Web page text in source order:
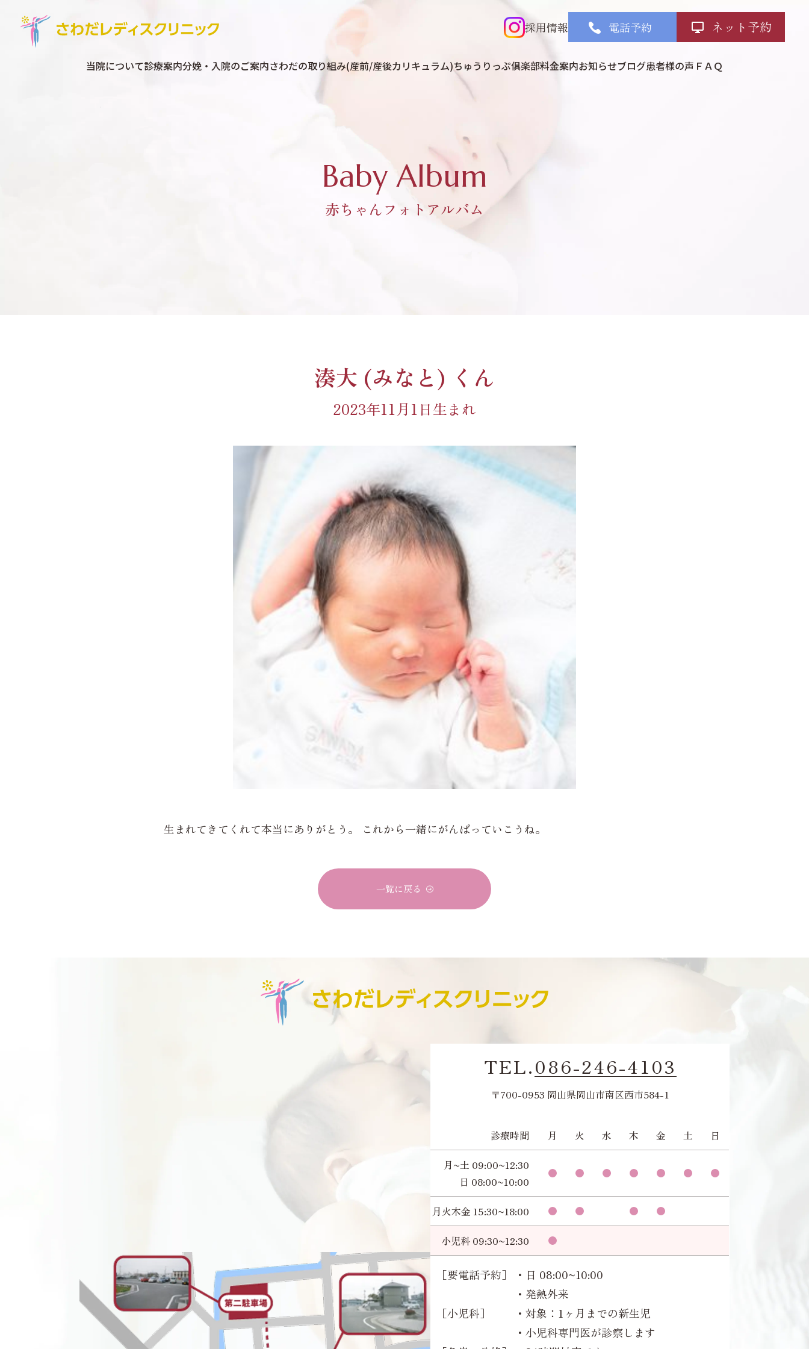
当院について診療案内分娩・入院のご案内さわだの取り組み(産前/産後カリキュラム)ちゅうりっぷ俱楽部料金案内お知らせブログ患者様の声 ＦＡＱ
採用情報 電話予約 ネット予約
Baby Album
赤ちゃんフォトアルバム
湊大 (みなと) くん
2023年11月1日生まれ
生まれてきてくれて本当にありがとう。 これから一緒にがんばっていこうね。
一覧に戻る
TEL.086-246-4103
〒700-0953 岡山県岡山市南区西市584-1
診療時間 月 火 水 木 金 土 日
月~土 09:00~12:30
日 08:00~10:00
月火木金 15:30~18:00
小児科 09:30~12:30
［要電話予約］
・日 08:00~10:00
・発熱外来
［小児科］
・対象：1ヶ月までの新生児
・小児科専門医が診察します